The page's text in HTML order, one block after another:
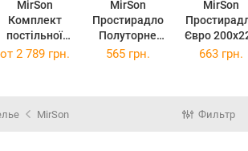
MirSon
Комплект
постільної
білизни
pink Бязь
MirSon
Простирадло
Полуторне
150х220 см 17-
MirSon
Євро
см 17-
от 2 789 грн. 565 грн. 663 грн.
MirSon Фильтр